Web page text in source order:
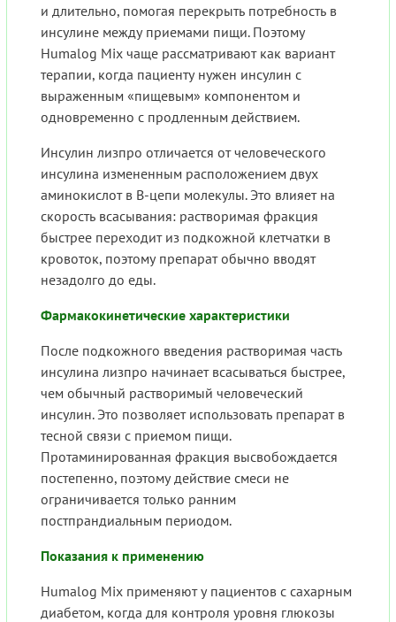
и длительно, помогая перекрыть потребность в
инсулине между приемами пищи. Поэтому
Humalog Mix чаще рассматривают как вариант
терапии, когда пациенту нужен инсулин с
выраженным «пищевым» компонентом и
одновременно с продленным действием.
Инсулин лизпро отличается от человеческого
инсулина измененным расположением двух
аминокислот в B-цепи молекулы. Это влияет на
скорость всасывания: растворимая фракция
быстрее переходит из подкожной клетчатки в
кровоток, поэтому препарат обычно вводят
незадолго до еды.
Фармакокинетические характеристики
После подкожного введения растворимая часть
инсулина лизпро начинает всасываться быстрее,
чем обычный растворимый человеческий
инсулин. Это позволяет использовать препарат в
тесной связи с приемом пищи.
Протаминированная фракция высвобождается
постепенно, поэтому действие смеси не
ограничивается только ранним
постпрандиальным периодом.
Показания к применению
Humalog Mix применяют у пациентов с сахарным
диабетом, когда для контроля уровня глюкозы